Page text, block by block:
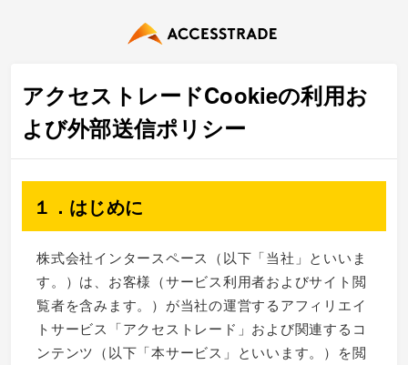
アクセストレードCookieの利用お
よび外部送信ポリシー
１．はじめに
株式会社インタースペース（以下「当社」といいま
す。）は、お客様（サービス利用者およびサイト閲
覧者を含みます。）が当社の運営するアフィリエイ
トサービス「アクセストレード」および関連するコ
ンテンツ（以下「本サービス」といいます。）を閲